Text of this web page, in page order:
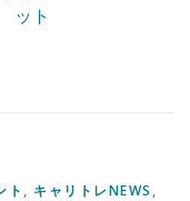
ット
ト , キャリトレNEWS ,